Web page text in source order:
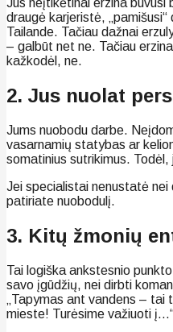
Jus neįtikėtinai erzina buvusi
draugė karjeristė,
Tailande. Tačiau dažnai
– galbūt net ne. Tačiau
kažkodėl, ne.
2. Jus nuolat
Jums nuobodu darbe.
vasarnamių statybas ar
somatinius sutrikimus.
Jei specialistai nenustatė
patiriate nuobodulį.
3. Kitų žmonių
Tai logiška ankstesnio
savo įgūdžių, nei dirbti
„Tapymas ant vandens –
mieste! Turėsime važiuoti